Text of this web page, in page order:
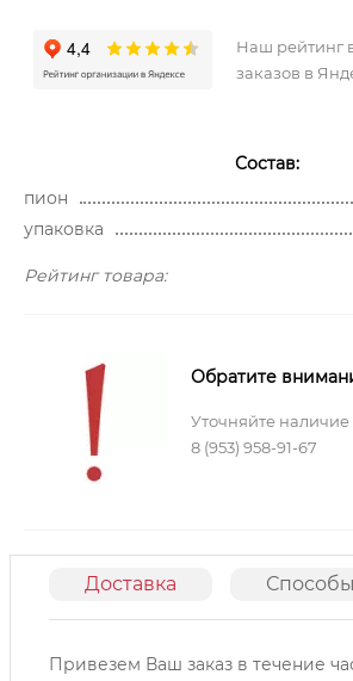
Наш рейтинг
заказов в
Состав:
пион
упаковка
Рейтинг товара:
Обратите
Уточняйте наличие
8 (953) 958-91-67
Доставка
Привезем Ваш заказ в течение